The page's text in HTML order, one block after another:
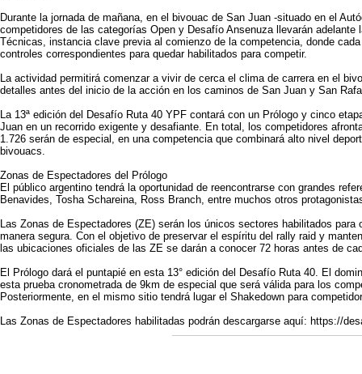
Durante la jornada de mañana, en el bivouac de San Juan -situado en el
competidores de las categorías Open y Desafío Ansenuza llevarán
Técnicas, instancia clave previa al comienzo de la competencia, donde
controles correspondientes para quedar habilitados para competir.
La actividad permitirá comenzar a vivir de cerca el clima de carrera en el
detalles antes del inicio de la acción en los caminos de San Juan y San
La 13ª edición del Desafío Ruta 40 YPF contará con un Prólogo y cinco
Juan en un recorrido exigente y desafiante. En total, los competidores
1.726 serán de especial, en una competencia que combinará alto nivel
bivouacs.
Zonas de Espectadores del Prólogo
El público argentino tendrá la oportunidad de reencontrarse con grandes
Benavides, Tosha Schareina, Ross Branch, entre muchos otros
Las Zonas de Espectadores (ZE) serán los únicos sectores habilitados para
manera segura. Con el objetivo de preservar el espíritu del rally raid y
las ubicaciones oficiales de las ZE se darán a conocer 72 horas antes de
El Prólogo dará el puntapié en esta 13° edición del Desafío Ruta 40. El
esta prueba cronometrada de 9km de especial que será válida para los
Posteriormente, en el mismo sitio tendrá lugar el Shakedown para
Las Zonas de Espectadores habilitadas podrán descargarse aquí: https://